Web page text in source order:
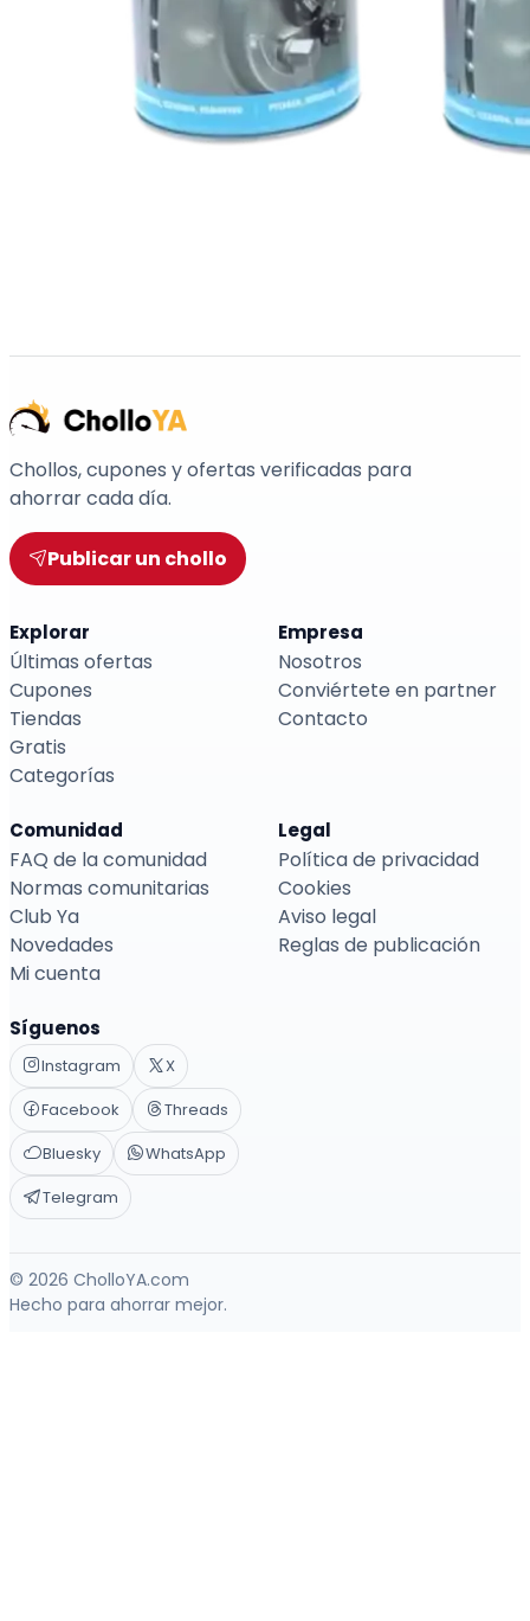
Chollos, cupones y ofertas verificadas para
ahorrar cada día.
Publicar un chollo
Explorar
Últimas ofertas
Cupones
Tiendas
Gratis
Categorías
Empresa
Nosotros
Conviértete en partner
Contacto
Comunidad
FAQ de la comunidad
Normas comunitarias
Club Ya
Novedades
Mi cuenta
Legal
Política de privacidad
Cookies
Aviso legal
Reglas de publicación
Síguenos
Instagram
X
Facebook
Threads
Bluesky
WhatsApp
Telegram
© 2026 CholloYA.com
Hecho para ahorrar mejor.